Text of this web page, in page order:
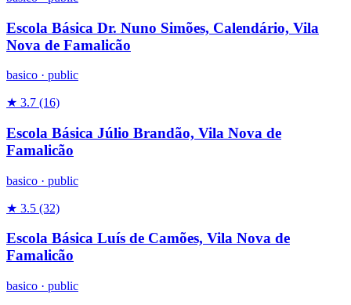
Escola Básica Dr. Nuno Simões, Calendário, Vila
Nova de Famalicão
basico · public
★ 3.7 (16)
Escola Básica Júlio Brandão, Vila Nova de
Famalicão
basico · public
★ 3.5 (32)
Escola Básica Luís de Camões, Vila Nova de
Famalicão
basico · public